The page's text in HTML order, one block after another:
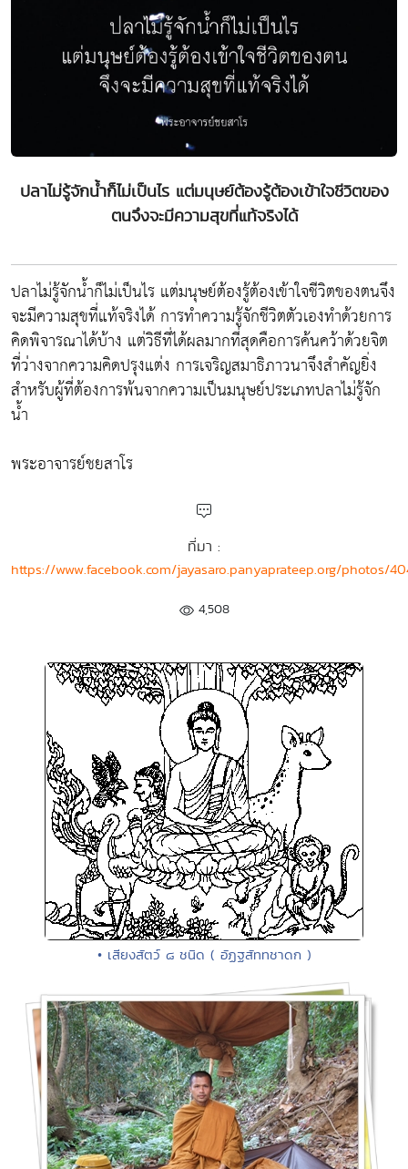
ปลาไม่รู้จักน้ำก็ไม่เป็นไร แต่มนุษย์ต้องรู้ต้องเข้าใจชีวิตของ
ตนจึงจะมีความสุขที่แท้จริงได้
ปลาไม่รู้จักน้ำก็ไม่เป็นไร แต่มนุษย์ต้องรู้ต้องเข้าใจชีวิตของตนจึง
จะมีความสุขที่แท้จริงได้ การทำความรู้จักชีวิตตัวเองทำด้วยการ
คิดพิจารณาได้บ้าง แต่วิธีที่ได้ผลมากที่สุดคือการค้นคว้าด้วยจิต
ที่ว่างจากความคิดปรุงแต่ง การเจริญสมาธิภาวนาจึงสำคัญยิ่ง
สำหรับผู้ที่ต้องการพ้นจากความเป็นมนุษย์ประเภทปลาไม่รู้จัก
น้ำ
พระอาจารย์ชยสาโร
ที่มา :
https://www.facebook.com/jayasaro.panyaprateep.org/photos/
4,508
• เสียงสัตว์ ๘ ชนิด ( อัฏฐสัททชาดก )